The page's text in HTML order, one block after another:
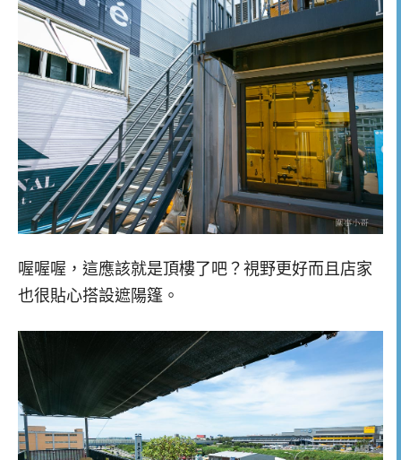
喔喔喔，這應該就是頂樓了吧？視野更好而且店家
也很貼心搭設遮陽篷。